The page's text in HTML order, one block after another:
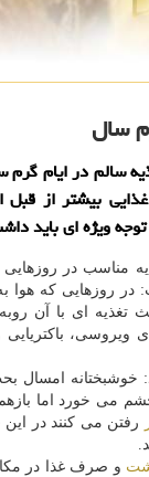
سال
سالم در ایام گرم
بیشتر از
ویژه ای باید
مناسب در روزهایی
در روزهایی که
ای با آن
ویروسی،
خوشبختانه امسال
می خورد اما
رفتن می کنند در
و صرف غذا در